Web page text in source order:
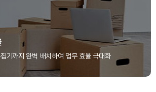
기까지 완벽 배치하여 업무 효율 극대화